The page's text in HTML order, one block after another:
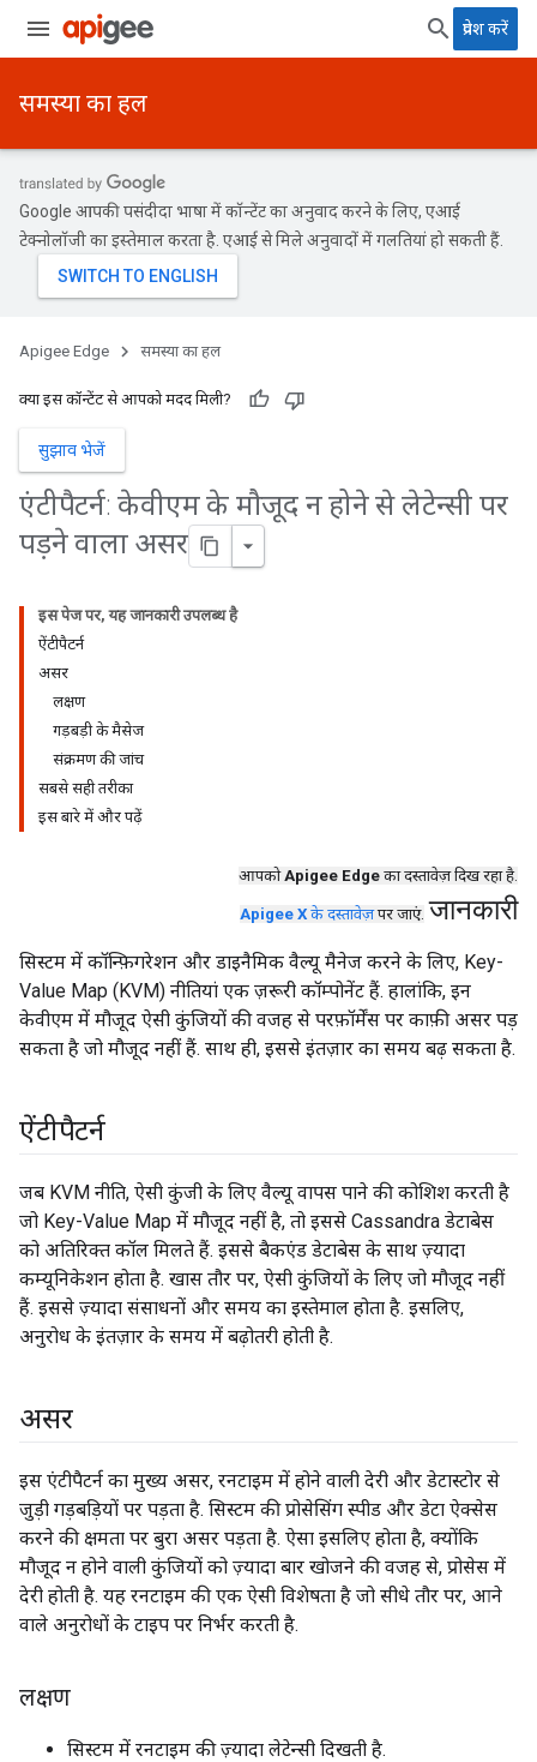
प्रवेश करें
समस्या का हल
Google आपकी पसंदीदा भाषा में कॉन्टेंट का अनुवाद करने के लिए, एआई
टेक्नोलॉजी का इस्तेमाल करता है. एआई से मिले अनुवादों में गलतियां हो सकती हैं.
Apigee Edge समस्या का हल
क्या इस कॉन्टेंट से आपको मदद मिली?
सुझाव भेजें
एंटीपैटर्न: केवीएम के मौजूद न होने से लेटेन्सी पर
पड़ने वाला असर
इस पेज पर, यह जानकारी उपलब्ध है
ऐंटीपैटर्न
असर
लक्षण
गड़बड़ी के मैसेज
संक्रमण की जांच
सबसे सही तरीका
इस बारे में और पढ़ें
आपकोApigee Edge का दस्तावेज़ दिख रहा है.
Apigee X के दस्तावेज़पर जाएं. जानकारी
सिस्टम में कॉन्फ़िगरेशन और डाइनैमिक वैल्यू मैनेज करने के लिए, Key-
Value Map (KVM) नीतियां एक ज़रूरी कॉम्पोनेंट हैं. हालांकि, इन
केवीएम में मौजूद ऐसी कुंजियों की वजह से परफ़ॉर्मेंस पर काफ़ी असर पड़
सकता है जो मौजूद नहीं हैं. साथ ही, इससे इंतज़ार का समय बढ़ सकता है.
ऐंटीपैटर्न
जब KVM नीति, ऐसी कुंजी के लिए वैल्यू वापस पाने की कोशिश करती है
जो Key-Value Map में मौजूद नहीं है, तो इससे Cassandra डेटाबेस
को अतिरिक्त कॉल मिलते हैं. इससे बैकएंड डेटाबेस के साथ ज़्यादा
कम्यूनिकेशन होता है. खास तौर पर, ऐसी कुंजियों के लिए जो मौजूद नहीं
हैं. इससे ज़्यादा संसाधनों और समय का इस्तेमाल होता है. इसलिए,
अनुरोध के इंतज़ार के समय में बढ़ोतरी होती है.
असर
इस एंटीपैटर्न का मुख्य असर, रनटाइम में होने वाली देरी और डेटास्टोर से
जुड़ी गड़बड़ियों पर पड़ता है. सिस्टम की प्रोसेसिंग स्पीड और डेटा ऐक्सेस
करने की क्षमता पर बुरा असर पड़ता है. ऐसा इसलिए होता है, क्योंकि
मौजूद न होने वाली कुंजियों को ज़्यादा बार खोजने की वजह से, प्रोसेस में
देरी होती है. यह रनटाइम की एक ऐसी विशेषता है जो सीधे तौर पर, आने
वाले अनुरोधों के टाइप पर निर्भर करती है.
लक्षण
सिस्टम में रनटाइम की ज़्यादा लेटेन्सी दिखती है.